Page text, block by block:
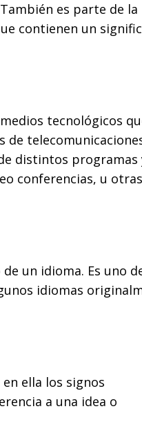
es parte de la
contienen un
tecnológicos
de
distintos programas
conferencias, u otras
un idioma. Es uno
idiomas
ella los signos
a una idea o